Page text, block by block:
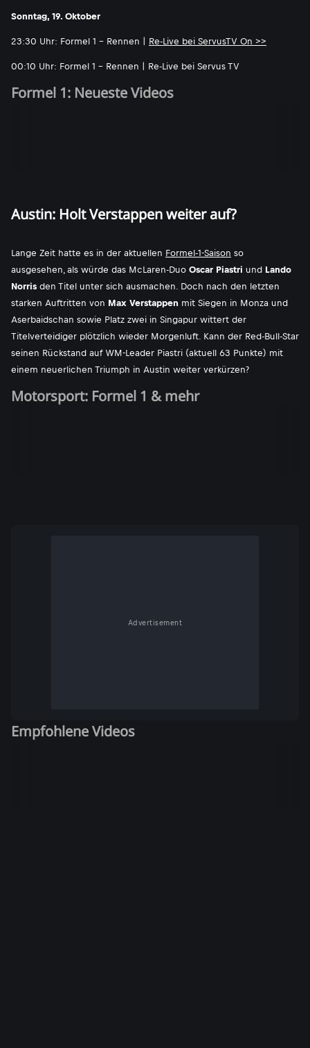
Sonntag, 19. Oktober
23:30 Uhr: Formel 1 - Rennen | Re-Live bei ServusTV On >>
00:10 Uhr: Formel 1 - Rennen | Re-Live bei Servus TV
Formel 1: Neueste Videos
Austin: Holt Verstappen weiter auf?
Lange Zeit hatte es in der aktuellen Formel-1-Saison so
ausgesehen, als würde das McLaren-Duo Oscar Piastri und Lando
Norris den Titel unter sich ausmachen. Doch nach den letzten
starken Auftritten von Max Verstappen mit Siegen in Monza und
Aserbaidschan sowie Platz zwei in Singapur wittert der
Titelverteidiger plötzlich wieder Morgenluft. Kann der Red-Bull-Star
seinen Rückstand auf WM-Leader Piastri (aktuell 63 Punkte) mit
einem neuerlichen Triumph in Austin weiter verkürzen?
Motorsport: Formel 1 & mehr
Advertisement
Empfohlene Videos